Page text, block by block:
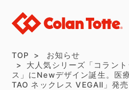
TOP
お知らせ
大人気シリーズ「コラン
ス」にNewデザイン誕生。医
TAO ネックレス VEGAⅡ」発売